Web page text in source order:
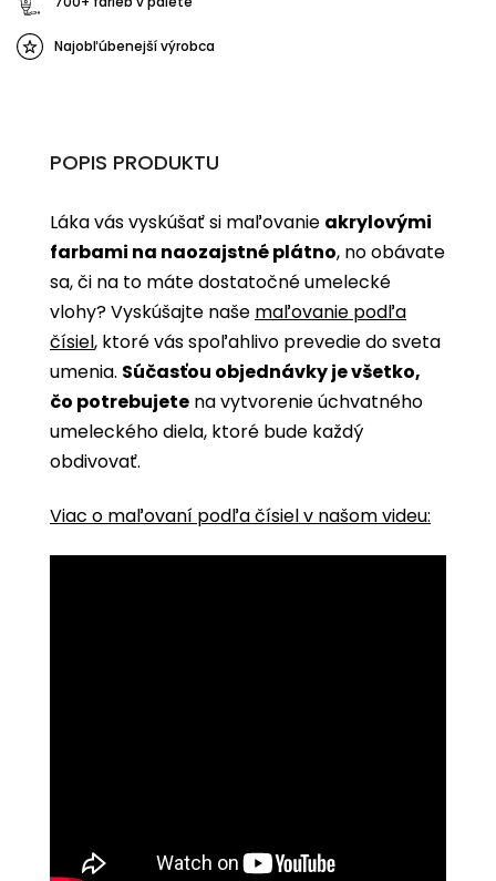
Najobľúbenejší výrobca
POPIS PRODUKTU
Láka vás vyskúšať si maľovanie akrylovými
farbami na naozajstné plátno, no obávate
sa, či na to máte dostatočné umelecké
vlohy? Vyskúšajte naše maľovanie podľa
čísiel, ktoré vás spoľahlivo prevedie do sveta
umenia. Súčasťou objednávky je všetko,
čo potrebujete na vytvorenie úchvatného
umeleckého diela, ktoré bude každý
obdivovať.
Viac o maľovaní podľa čísiel v našom videu: